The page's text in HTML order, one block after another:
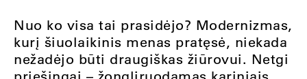
Nuo ko visa tai prasidėjo? Modernizmas,
kurį šiuolaikinis menas pratęsė, niekada
nežadėjo būti draugiškas žiūrovui. Netgi